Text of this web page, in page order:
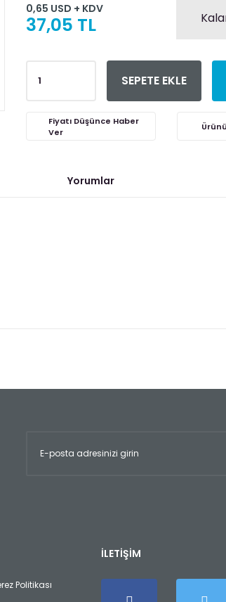
0,65 USD + KDV
37,05 TL
SEPETE EKLE
Fiyatı Düşünce Haber
Ver
Yorumlar
Yorum Yaz
Politikası
İLETİŞİM